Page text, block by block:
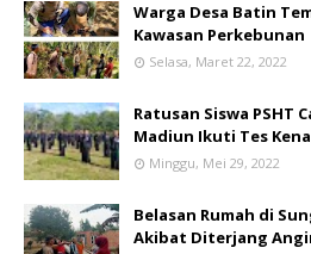
Warga Desa Batin
Kawasan Perkebunan
Selasa, Maret 22, 2022
Ratusan Siswa PSHT
Madiun Ikuti Tes
Minggu, Mei 29, 2022
Belasan Rumah di
Akibat Diterjang